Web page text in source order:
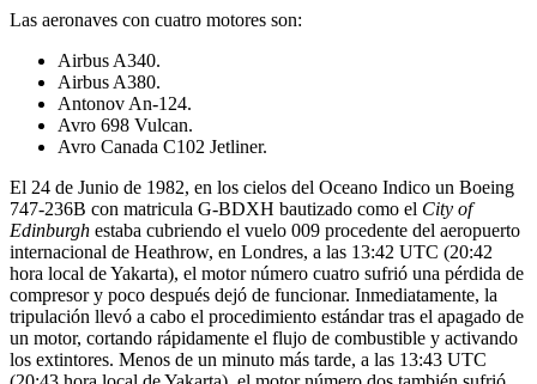
Las aeronaves con cuatro motores son:
Airbus A340.
Airbus A380.
Antonov An-124.
Avro 698 Vulcan.
Avro Canada C102 Jetliner.
El 24 de Junio de 1982, en los cielos del Oceano Indico un Boeing
747-236B con matricula G-BDXH bautizado como el City of
Edinburgh estaba cubriendo el vuelo 009 procedente del aeropuerto
internacional de Heathrow, en Londres, a las 13:42 UTC (20:42
hora local de Yakarta), el motor número cuatro sufrió una pérdida de
compresor y poco después dejó de funcionar. Inmediatamente, la
tripulación llevó a cabo el procedimiento estándar tras el apagado de
un motor, cortando rápidamente el flujo de combustible y activando
los extintores. Menos de un minuto más tarde, a las 13:43 UTC